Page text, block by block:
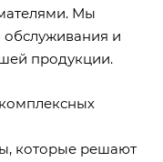
Мы
обслуживания и
продукции.
которые решают